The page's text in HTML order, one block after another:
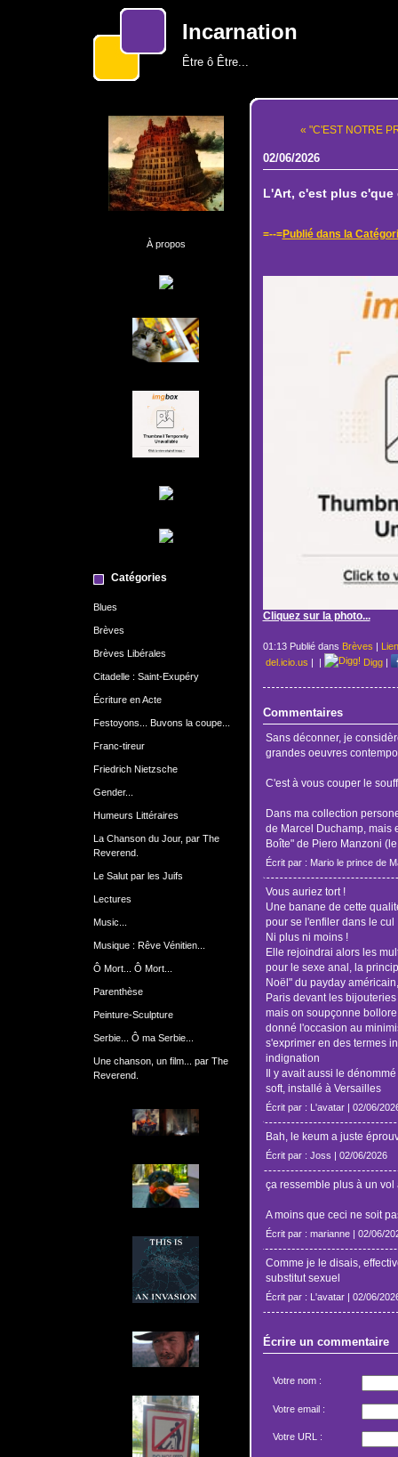
Incarnation
Être ô Être...
À propos
Catégories
Blues
Brèves
Brèves Libérales
Citadelle : Saint-Exupéry
Écriture en Acte
Festoyons... Buvons la coupe...
Franc-tireur
Friedrich Nietzsche
Gender...
Humeurs Littéraires
La Chanson du Jour, par The
Reverend.
Le Salut par les Juifs
Lectures
Music...
Musique : Rêve Vénitien...
Ô Mort... Ô Mort...
Parenthèse
Peinture-Sculpture
Serbie... Ô ma Serbie...
Une chanson, un film... par The
Reverend.
« "C'EST NOTRE
02/06/2026
L'Art, c'est plus c'que
=--=Publié dans la
Cliquez sur la photo...
01:13 Publié dans Brèves |
del.icio.us | | Digg|
Commentaires
Sans déconner, je
grandes oeuvres
C'est à vous couper le
Dans ma collection
de Marcel Duchamp, mais
Boîte" de Piero Manzoni
Écrit par : Mario le prince de
Vous auriez tort !
Une banane de cette
pour se l'enfiler dans le cul
Ni plus ni moins !
Elle rejoindrai alors les
pour le sexe anal, la
Noël" du payday
Paris devant les
mais on soupçonne
donné l'occasion au
s'exprimer en des termes
indignation
Il y avait aussi le
soft, installé à Versailles
Écrit par : L'avatar | 02/06/
Bah, le keum a juste
Écrit par : Joss | 02/06/2026
ça ressemble plus à un vol
A moins que ceci ne soit
Écrit par : marianne | 02/06/
Comme je le disais,
substitut sexuel
Écrit par : L'avatar | 02/06/
Écrire un commentaire
Votre nom :
Votre email :
Votre URL :